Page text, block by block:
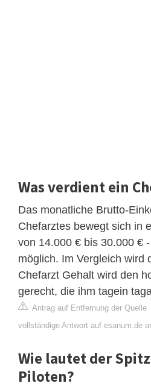
Was verdient ein
Das monatliche Brutto-
Chefarztes bewegt sich in
von 14.000 € bis 30.000 €
möglich. Im Vergleich wird
Chefarzt Gehalt wird den
gerecht, die ihm tagein
Antrag auf Entfernung der Quelle
vollständige Antwort auf esanum.de
Wie lautet der
Piloten?